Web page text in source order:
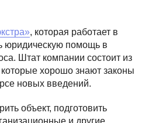
, которая работает в
юридическую помощь в
Штат компании состоит из
хорошо знают законы
новых введений.
объект, подготовить
и другие